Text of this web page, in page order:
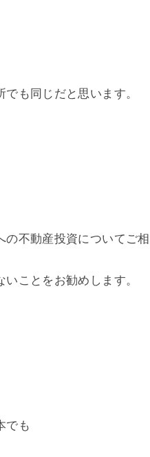
でも同じだと思います。
の不動産投資についてご
いことをお勧めします。
でも